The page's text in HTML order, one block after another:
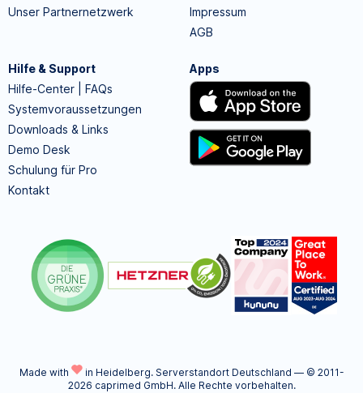
Unser Partnernetzwerk
Impressum
AGB
Hilfe & Support
Hilfe-Center | FAQs
Systemvoraussetzungen
Downloads & Links
Demo Desk
Schulung für Pro
Kontakt
Apps
Made with in Heidelberg. Serverstandort Deutschland — © 2011-
2026 caprimed GmbH. Alle Rechte vorbehalten.